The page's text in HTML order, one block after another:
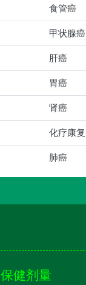
食管癌
甲状腺癌
肝癌
胃癌
肾癌
化疗康复
肺癌
保健剂量